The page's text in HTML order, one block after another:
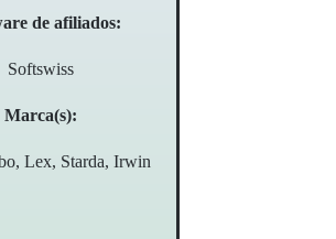
de afiliados:
Softswiss
Marca(s):
Lex, Starda, Irwin